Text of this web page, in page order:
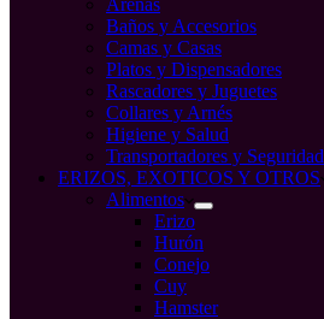
Arenas
Baños y Accesorios
Camas y Casas
Platos y Dispensadores
Rascadores y Juguetes
Collares y Arnés
Higiene y Salud
Transportadores y Seguridad
ERIZOS, EXOTICOS Y OTROS
Alimentos
Erizo
Hurón
Conejo
Cuy
Hamster